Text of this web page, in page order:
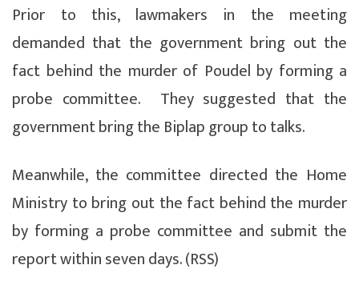
Prior to this, lawmakers in the meeting
demanded that the government bring out the
fact behind the murder of Poudel by forming a
probe committee. They suggested that the
government bring the Biplap group to talks.
Meanwhile, the committee directed the Home
Ministry to bring out the fact behind the murder
by forming a probe committee and submit the
report within seven days. (RSS)